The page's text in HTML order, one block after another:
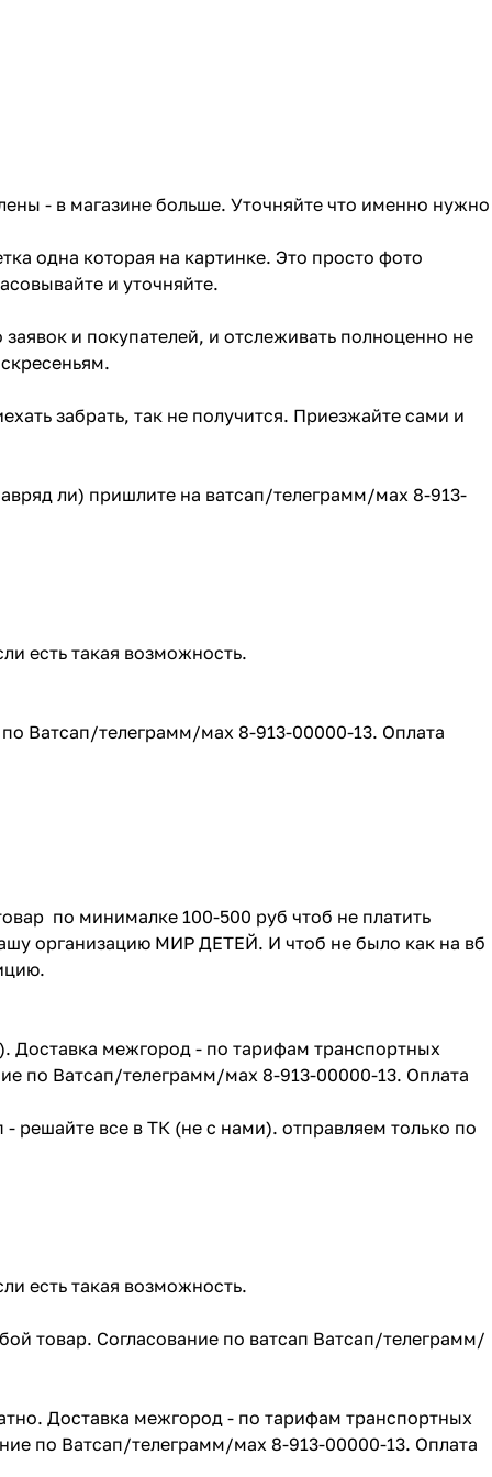
- в магазине больше. Уточняйте что именно нужно
одна которая на картинке. Это просто фото
и уточняйте.
и покупателей, и отслеживать полноценно не
забрать, так не получится. Приезжайте сами и
ли) пришлите на ватсап/телеграмм/мах 8-913-
есть такая возможность.
Ватсап/телеграмм/мах 8-913-00000-13. Оплата
по минималке 100-500 руб чтоб не платить
организацию МИР ДЕТЕЙ. И чтоб не было как на вб
Доставка межгород - по тарифам транспортных
по Ватсап/телеграмм/мах 8-913-00000-13. Оплата
решайте все в ТК (не с нами). отправляем только по
есть такая возможность.
товар. Согласование по ватсап Ватсап/телеграмм/
Доставка межгород - по тарифам транспортных
по Ватсап/телеграмм/мах 8-913-00000-13. Оплата